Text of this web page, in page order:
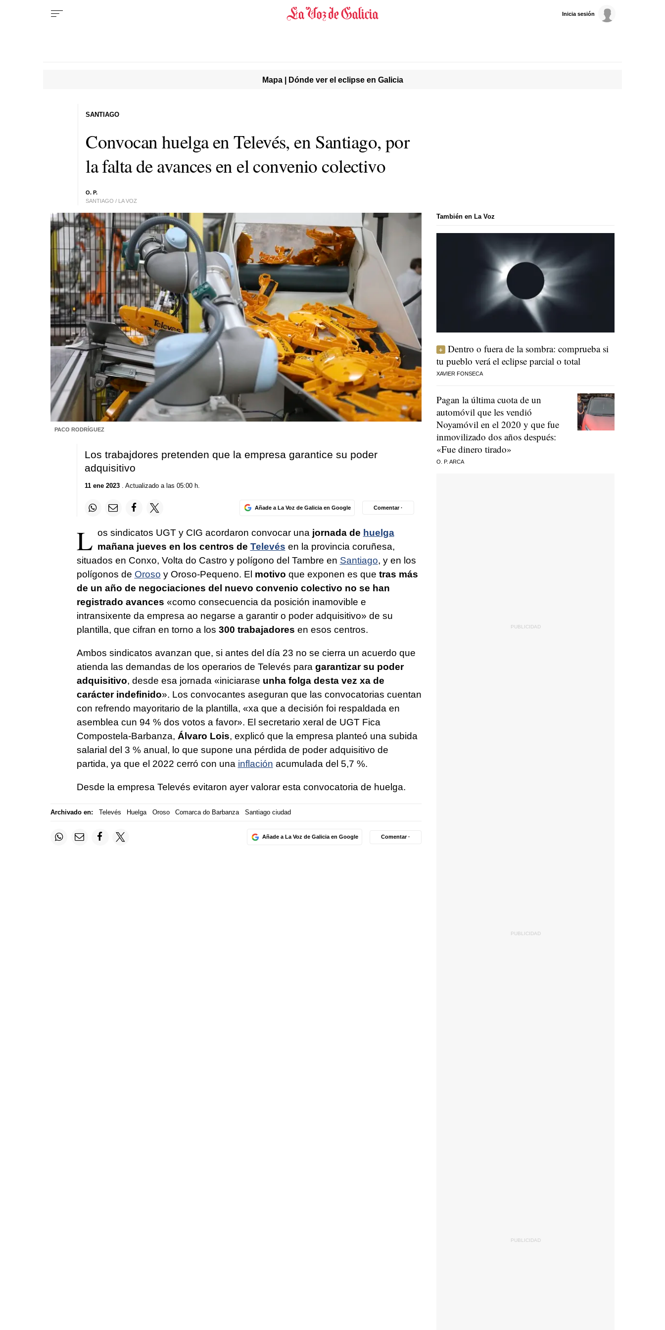
Inicia sesión
Mapa | Dónde ver el eclipse en Galicia
Convocan huelga en Televés, en Santiago, por
la falta de avances en el convenio colectivo
O. P.
SANTIAGO / LA VOZ
SANTIAGO
PACO RODRÍGUEZ
Los trabajdores pretenden que la empresa garantice su poder
adquisitivo
11 ene 2023. Actualizado a las 05:00 h.
Añade a La Voz de Galicia en Google Comentar ·
L os sindicatos UGT y CIG acordaron convocar una jornada de huelga
mañana jueves en los centros de Televés en la provincia coruñesa,
situados en Conxo, Volta do Castro y polígono del Tambre en Santiago, y en los
polígonos de Oroso y Oroso-Pequeno. El motivo que exponen es que tras más
de un año de negociaciones del nuevo convenio colectivo no se han
registrado avances «como consecuencia da posición inamovible e
intransixente da empresa ao negarse a garantir o poder adquisitivo» de su
plantilla, que cifran en torno a los 300 trabajadores en esos centros.
Ambos sindicatos avanzan que, si antes del día 23 no se cierra un acuerdo que
atienda las demandas de los operarios de Televés para garantizar su poder
adquisitivo, desde esa jornada «iniciarase unha folga desta vez xa de
carácter indefinido». Los convocantes aseguran que las convocatorias cuentan
con refrendo mayoritario de la plantilla, «xa que a decisión foi respaldada en
asemblea cun 94 % dos votos a favor». El secretario xeral de UGT Fica
Compostela-Barbanza, Álvaro Lois, explicó que la empresa planteó una subida
salarial del 3 % anual, lo que supone una pérdida de poder adquisitivo de
partida, ya que el 2022 cerró con una inflación acumulada del 5,7 %.
Desde la empresa Televés evitaron ayer valorar esta convocatoria de huelga.
Archivado en: Televés Huelga Oroso Comarca do Barbanza Santiago ciudad
Añade a La Voz de Galicia en Google Comentar ·
También en La Voz
Dentro o fuera de la sombra: comprueba si
tu pueblo verá el eclipse parcial o total
XAVIER FONSECA
Pagan la última cuota de un
automóvil que les vendió
Noyamóvil en el 2020 y que fue
inmovilizado dos años después:
«Fue dinero tirado»
O. P. ARCA